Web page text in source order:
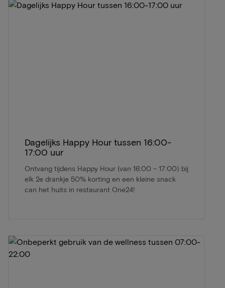
Dagelijks Happy Hour tussen 16:00-
17:00 uur
Ontvang tijdens Happy Hour (van 16:00 – 17:00) bij
elk 2e drankje 50% korting en een kleine snack
can het huits in restaurant One24!